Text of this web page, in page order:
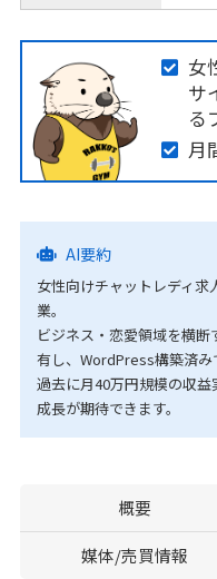
女
サ
る
月
AI要約
女性向けチャットレディ
業。
ビジネス・恋愛領域を横
有し、WordPress構築済み
過去に月40万円規模の収
成長が期待できます。
概要
媒体/売買情報